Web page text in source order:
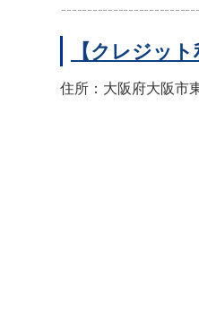
【クレジッ
住所：大阪府大阪市